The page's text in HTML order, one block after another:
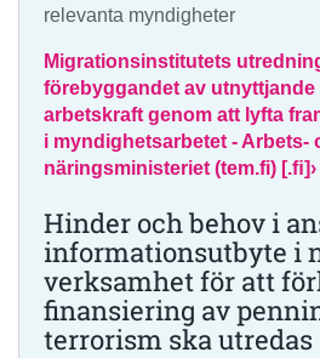
relevanta myndigheter
Migrationsinstitutets
förebyggandet av
arbetskraft genom att lyfta
i myndighetsarbetet - Arbets-
näringsministeriet (tem.fi) [.ﬁ]›
Hinder och behov i
informationsutbyte i
verksamhet för att
finansiering av
terrorism ska utredas